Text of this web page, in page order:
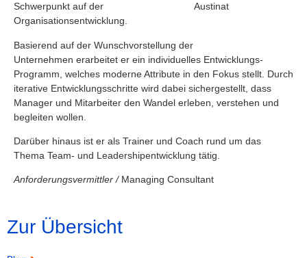
Schwerpunkt auf der
Organisationsentwicklung.
Basierend auf der Wunschvorstellung der
Unternehmen erarbeitet er ein individuelles Entwicklungs-
Programm, welches moderne Attribute in den Fokus stellt. Durch
iterative Entwicklungsschritte wird dabei sichergestellt, dass
Manager und Mitarbeiter den Wandel erleben, verstehen und
begleiten wollen.
Darüber hinaus ist er als Trainer und Coach rund um das
Thema Team- und Leadershipentwicklung tätig.
Anforderungsvermittler / Managing Consultant
Zur Übersicht